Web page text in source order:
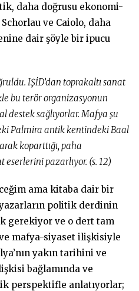
daha doğrusu ekonomi-
ve Caiolo, daha
dair şöyle bir ipucu
IŞİD’dan toprakaltı sanat
bu terör organizasyonun
destek sağlıyorlar. Mafya şu
Palmira antik kentindeki Baal
koparttığı, paha
pazarlıyor. (s. 12)
ama kitaba dair bir
politik derdinin
gerekiyor ve o dert tam
mafya-siyaset ilişkisiyle
yakın tarihini ve
bağlamında ve
perspektifle anlatıyorlar;